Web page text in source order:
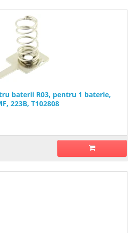
baterii R03, pentru 1 baterie,
223B, T102808